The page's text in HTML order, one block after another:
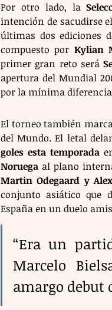
Por otro lado, la
intención de sacudirse
últimas dos ediciones
compuesto por Kylian
primer gran reto será
apertura del Mundial
por la mínima
El torneo también
del Mundo. El letal
goles esta temporada
Noruega
Martin Odegaard y
conjunto asiático que
España en un duelo
“Era un
Marcelo
amargo debut